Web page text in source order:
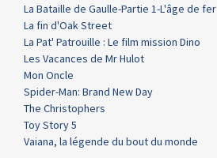
La Bataille de Gaulle-Partie 1-L'âge de fer
La fin d'Oak Street
La Pat' Patrouille : Le film mission Dino
Les Vacances de Mr Hulot
Mon Oncle
Spider-Man: Brand New Day
The Christophers
Toy Story 5
Vaiana, la légende du bout du monde